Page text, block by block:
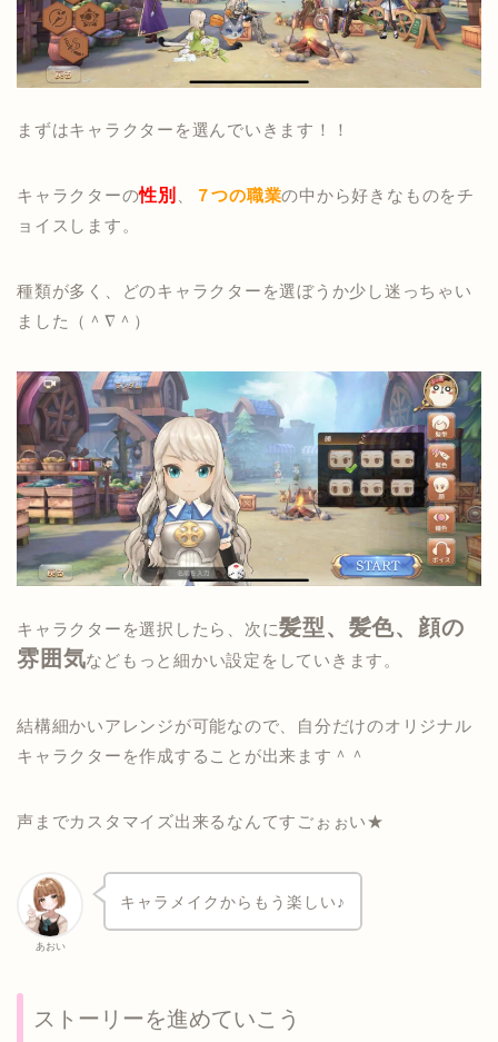
まずはキャラクターを選んでいきます！！
キャラクターの性別 ７つの職業の中から好きなものをチ
ョイスします。
種類が多く、どのキャラクターを選ぼうか少し迷っちゃい
ました（＾∇＾）
キャラクターを選択したら、次に髪型、髪色、顔の
雰囲気などもっと細かい設定をしていきます。
結構細かいアレンジが可能なので、自分だけのオリジナル
キャラクターを作成することが出来ます＾＾
声までカスタマイズ出来るなんてすごぉぉい★
あおい
キャラメイクからもう楽しい♪
ストーリーを進めていこう